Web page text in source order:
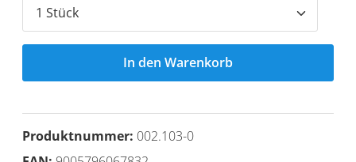
In den Warenkorb
Produktnummer: 002.103-0